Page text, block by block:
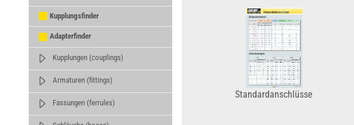
Kupplungsfinder
Adapterfinder
Kupplungen (couplings)
Armaturen (fittings)
Fassungen (ferrules)
Standardanschlüsse